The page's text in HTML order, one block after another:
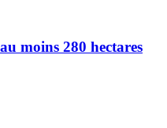
moins 280 hectares